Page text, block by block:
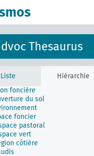
Thesaurus
Liste Hiérarchie
foncière
du sol
foncier
pastoral
vert
côtière